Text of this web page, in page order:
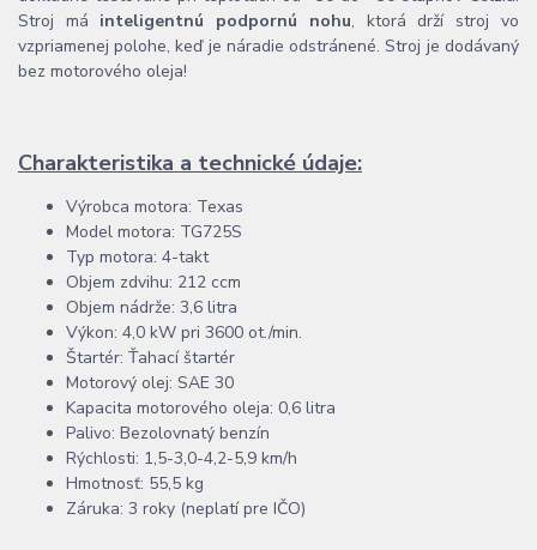
Stroj má inteligentnú podpornú nohu, ktorá drží stroj vo
vzpriamenej polohe, keď je náradie odstránené. Stroj je dodávaný
bez motorového oleja!
Charakteristika a technické údaje:
Výrobca motora: Texas
Model motora: TG725S
Typ motora: 4-takt
Objem zdvihu: 212 ccm
Objem nádrže: 3,6 litra
Výkon: 4,0 kW pri 3600 ot./min.
Štartér: Ťahací štartér
Motorový olej: SAE 30
Kapacita motorového oleja: 0,6 litra
Palivo: Bezolovnatý benzín
Rýchlosti: 1,5-3,0-4,2-5,9 km/h
Hmotnosť: 55,5 kg
Záruka: 3 roky (neplatí pre IČO)